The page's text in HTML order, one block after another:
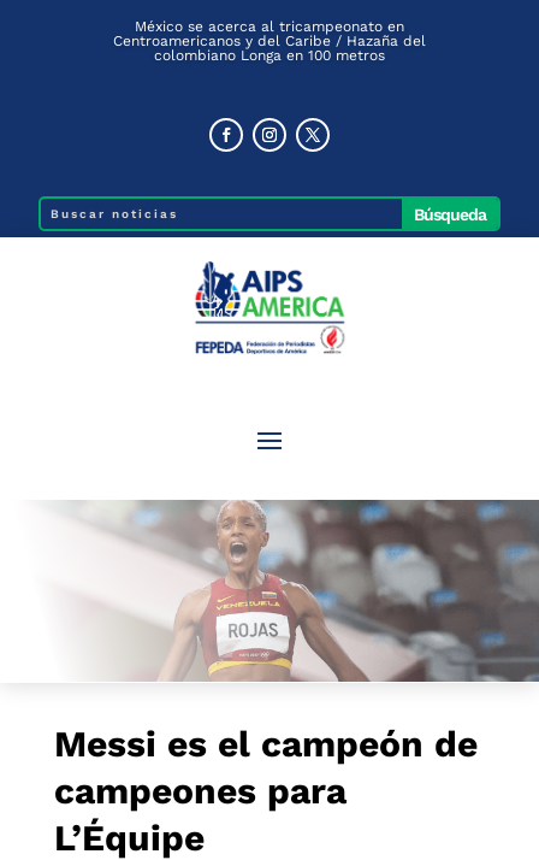
México se acerca al tricampeonato en
Centroamericanos y del Caribe / Hazaña del
colombiano Longa en 100 metros
Messi es el campeón de
campeones para
L’Équipe